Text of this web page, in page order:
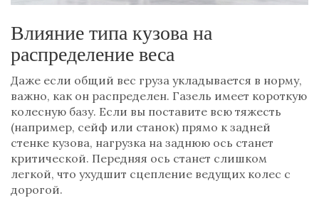
Влияние типа кузова на
распределение веса
Даже если общий вес груза укладывается в норму,
важно, как он распределен. Газель имеет короткую
колесную базу. Если вы поставите всю тяжесть
(например, сейф или станок) прямо к задней
стенке кузова, нагрузка на заднюю ось станет
критической. Передняя ось станет слишком
легкой, что ухудшит сцепление ведущих колес с
дорогой.